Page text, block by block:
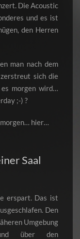
Die Acoustic
und es ist
den Herren
man nach dem
sich die
morgen wird…
;-) ?
hier…
Saal
erspart. Das ist
Den
Umgebung
über den